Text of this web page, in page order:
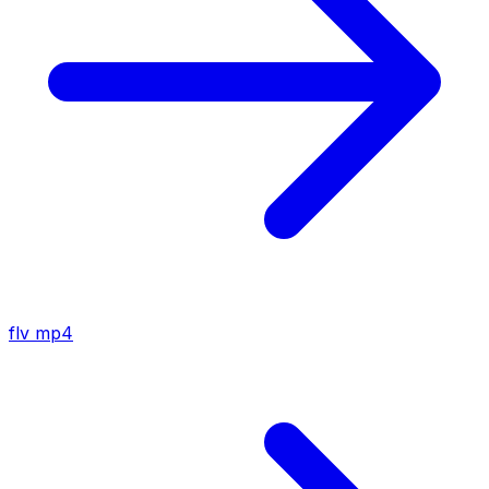
flv mp4